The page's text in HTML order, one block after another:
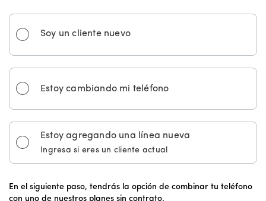
Soy un cliente nuevo
Estoy cambiando mi teléfono
Estoy agregando una línea nueva
Ingresa si eres un cliente actual
En el siguiente paso, tendrás la opción de combinar tu teléfono
con uno de nuestros planes sin contrato.